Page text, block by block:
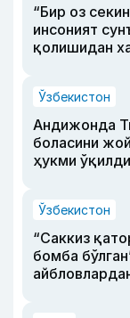
“Бир оз
инсоният
қолишидан
Ўзбекистон
Андижонда
боласини
ҳукми ўқилди
Ўзбекистон
“Саккиз
бомба